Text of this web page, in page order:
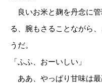
良いお米と麹を丹念に管
る、腕もさることながら
うだ。
「ふふ、おーいしい」
ああ、やっぱり甘味は最